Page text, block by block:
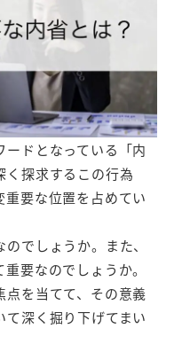
ドとなっている「内
く探求するこの行為
重要な位置を占めてい
でしょうか。また、
要なのでしょうか。
を当てて、その意義
て深く掘り下げてまい